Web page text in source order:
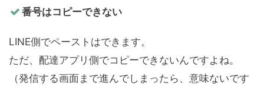
番号はコピーできない
LINE側でペーストはできます。
ただ、配達アプリ側でコピーできないんですよね。
（発信する画面まで進んでしまったら、意味ないです